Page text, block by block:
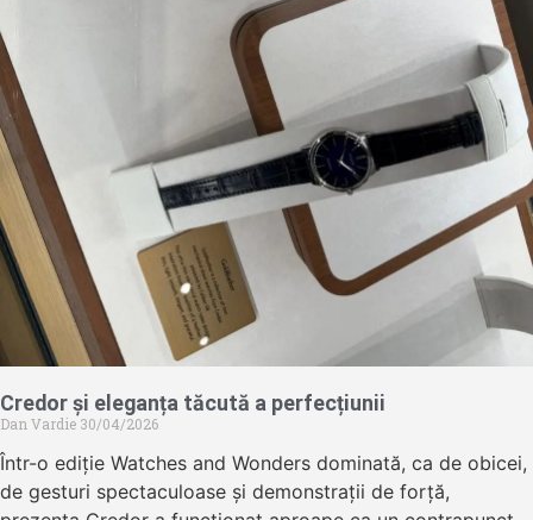
Credor și eleganța tăcută a perfecțiunii
Dan Vardie 30/04/2026
Într-o ediție Watches and Wonders dominată, ca de obicei,
de gesturi spectaculoase și demonstrații de forță,